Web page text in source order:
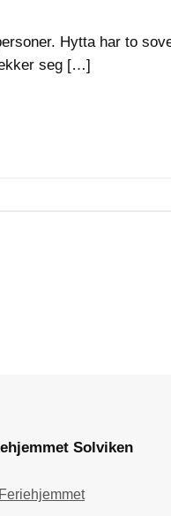
Hytta har to
seg […]
Solviken